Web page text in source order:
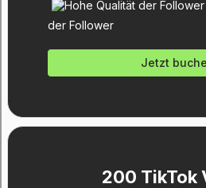
der Follower
Jetzt
200 TikTok